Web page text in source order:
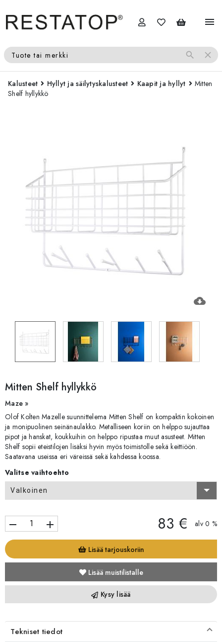
menu
Tuote tai merkki search close
Kalusteet Hyllyt ja säilytyskalusteet Kaapit ja hyllyt
Mitten
Shelf hyllykkö
cloud_download
Mitten Shelf hyllykkö
Maze »
Olof Kolten Mazelle suunnittelema Mitten Shelf on kompaktin kokoinen
ja monipuolinen seinänaulakko. Metalliseen koriin on helppo sujauttaa
pipot ja hanskat, koukkuihin on helppo ripustaa muut asusteet. Mitten
Shelf sopii eteistilojen lisäksi hyvin myös toimistolle sekä keittiöön.
Saatavana useissa eri väreissä sekä kahdessa koossa.
Valitse vaihtoehto
Valkoinen
remove add 83 € alv 0 %
Lisää tarjouskoriin
Lisää muistilistalle
Kysy lisää
Tekniset tiedot